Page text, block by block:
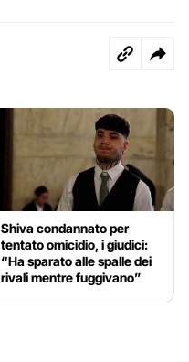
Shiva condannato per
tentato omicidio, i giudici:
“Ha sparato alle spalle dei
rivali mentre fuggivano”